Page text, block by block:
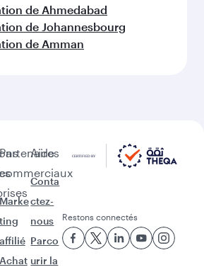
de Ahmedabad
de Johannesbourg
de Amman
ting
affilié
Achat
Aide
Conta
ctez-
nous
Parco
urir la
Restons connectés